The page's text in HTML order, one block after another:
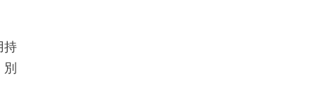
持
別